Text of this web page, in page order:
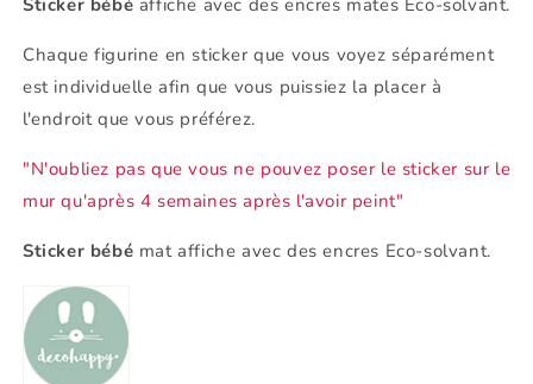
Sticker bébé affiche avec des encres mates Eco-solvant.
Chaque figurine en sticker que vous voyez séparément
est individuelle afin que vous puissiez la placer à
l'endroit que vous préférez.
"N'oubliez pas que vous ne pouvez poser le sticker sur le
mur qu'après 4 semaines après l'avoir peint"
Sticker bébé mat affiche avec des encres Eco-solvant.